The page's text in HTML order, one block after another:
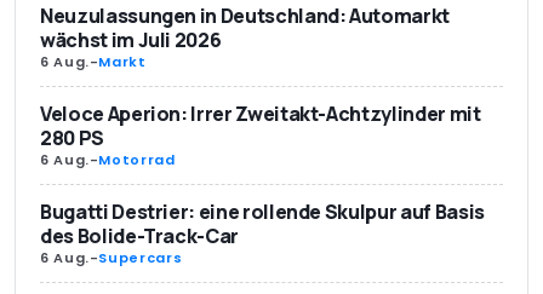
Neuzulassungen in Deutschland: Automarkt
wächst im Juli 2026
6 Aug.-Markt
Veloce Aperion: Irrer Zweitakt-Achtzylinder mit
280 PS
6 Aug.-Motorrad
Bugatti Destrier: eine rollende Skulpur auf Basis
des Bolide-Track-Car
6 Aug.-Supercars